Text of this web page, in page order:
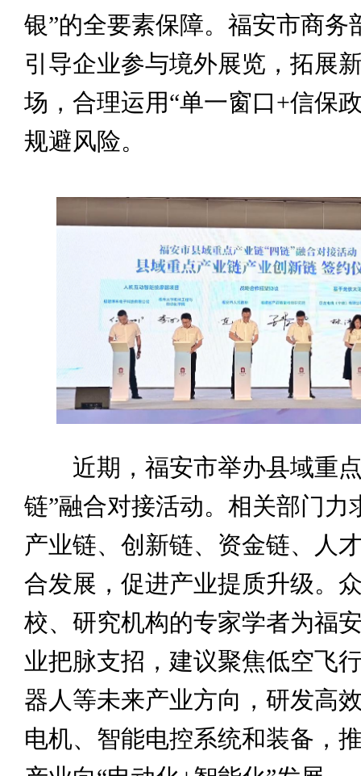
银”的全要素保障。福安市商务
引导企业参与境外展览，拓展
场，合理运用“单一窗口+信保
规避风险。
近期，福安市举办县域重点
链”融合对接活动。相关部门力
产业链、创新链、资金链、人
合发展，促进产业提质升级。
校、研究机构的专家学者为福
业把脉支招，建议聚焦低空飞
器人等未来产业方向，研发高
电机、智能电控系统和装备，